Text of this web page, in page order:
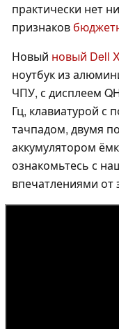
практически нет
признаков
Новый новый Dell
ноутбук из
ЧПУ, с дисплеем
Гц, клавиатурой с
тачпадом, двумя
аккумулятором
ознакомьтесь с
впечатлениями от